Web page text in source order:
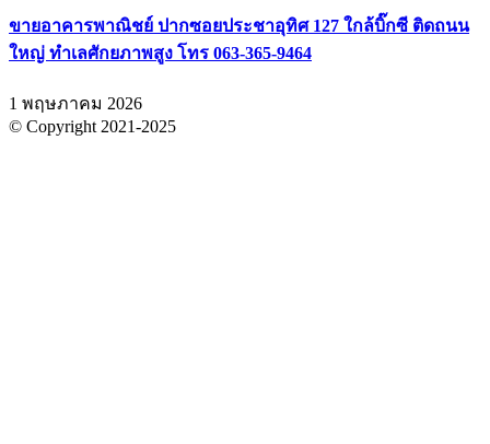
ขายอาคารพาณิชย์ ปากซอยประชาอุทิศ 127 ใกล้บิ๊กซี ติดถนน
ใหญ่ ทำเลศักยภาพสูง โทร 063-365-9464
1 พฤษภาคม 2026
© Copyright 2021-2025